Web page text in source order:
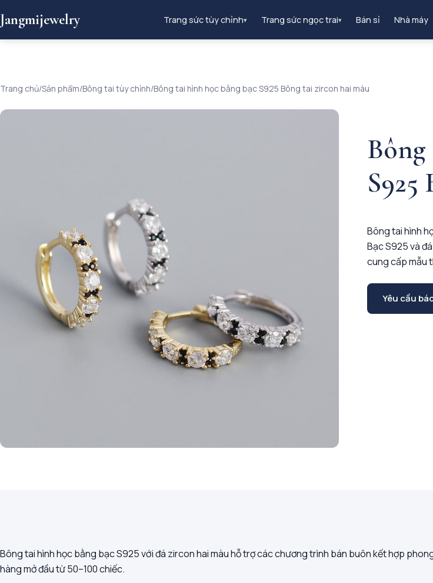
Jangmijewelry Trang sức tùy chỉnh▾ Trang sức ngọc trai▾ Bán sỉ Nhà máy
Trang chủ/Sản phẩm/Bông tai tùy chỉnh/Bông tai hình học bằng bạc S925 Bông tai zircon hai màu
Bông tai hình
Bạc S925 và
cung cấp mẫu
Yêu cầu
Bông tai hình học bằng bạc S925 với đá zircon hai màu hỗ trợ các chương trình bán buôn kết hợp
hàng mở đầu từ 50–100 chiếc.